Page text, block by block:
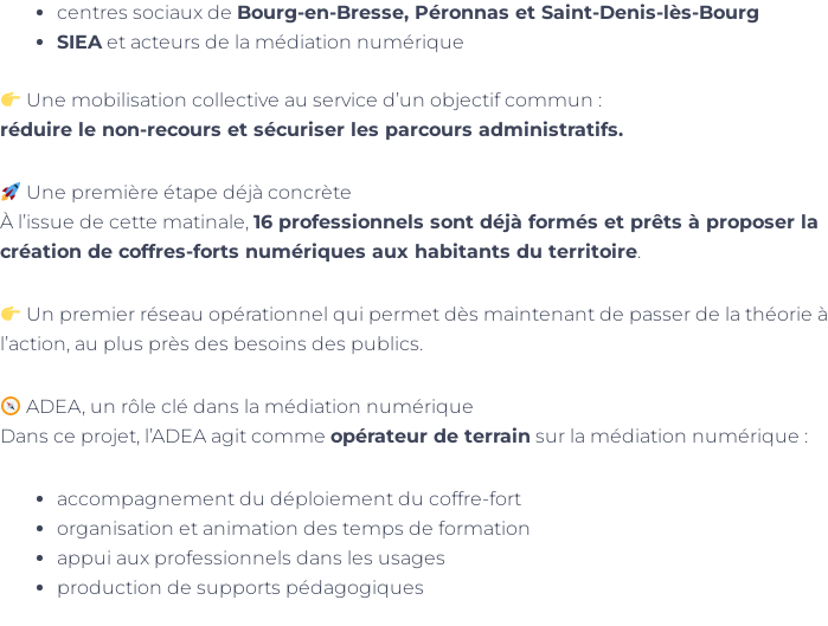
centres sociaux de Bourg-en-Bresse, Péronnas et Saint-Denis-lès-Bourg
SIEAet acteurs de la médiation numérique
Une mobilisation collective au service d’un objectif commun :
réduire le non-recours et sécuriser les parcours administratifs.
Une première étape déjà concrète
À l’issue de cette matinale, 16 professionnels sont déjà formés et prêts à proposer la
création de coffres-forts numériques aux habitants du territoire.
Un premier réseau opérationnel qui permet dès maintenant de passer de la théorie à
l’action, au plus près des besoins des publics.
ADEA, un rôle clé dans la médiation numérique
Dans ce projet, l’ADEA agit comme opérateur de terrain sur la médiation numérique :
accompagnement du déploiement du coffre-fort
organisation et animation des temps de formation
appui aux professionnels dans les usages
production de supports pédagogiques